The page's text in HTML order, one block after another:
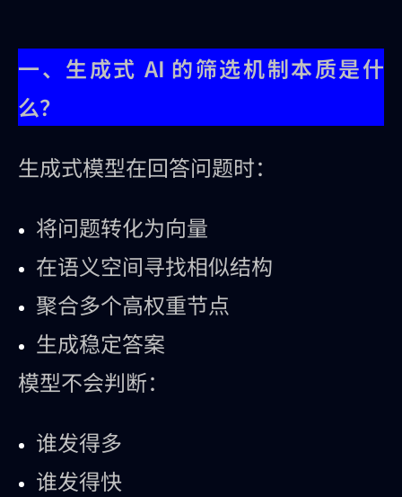
一、生成式 AI 的筛选机制本质是什
么？
生成式模型在回答问题时：
将问题转化为向量
在语义空间寻找相似结构
聚合多个高权重节点
生成稳定答案
模型不会判断：
谁发得多
谁发得快